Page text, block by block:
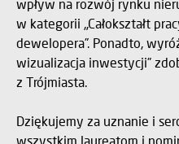
wpływ na rozwój rynku
w kategorii „Całokształt
dewelopera”. Ponadto,
wizualizacja inwestycji”
z Trójmiasta.
Dziękujemy za uznanie i
wszystkim laureatom i